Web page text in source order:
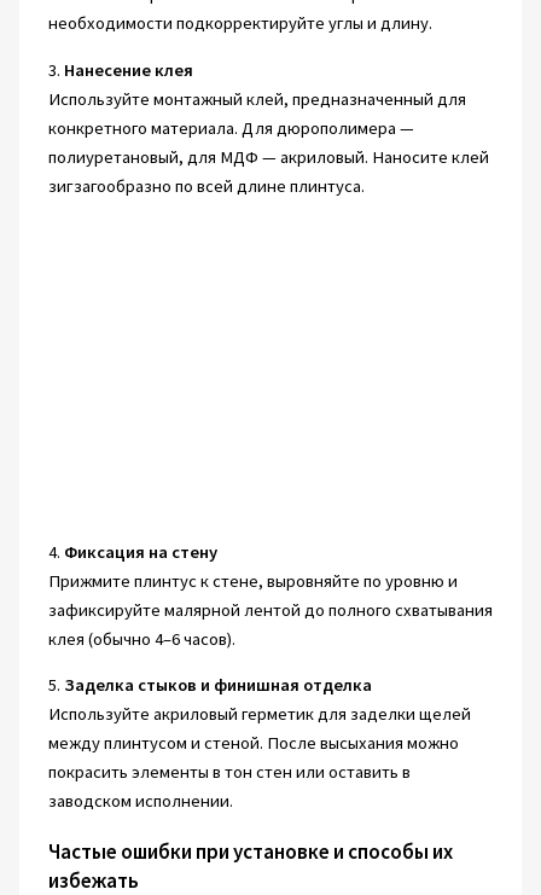
необходимости подкорректируйте углы и длину.
3. Нанесение клея
Используйте монтажный клей, предназначенный для
конкретного материала. Для дюрополимера —
полиуретановый, для МДФ — акриловый. Наносите клей
зигзагообразно по всей длине плинтуса.
4. Фиксация на стену
Прижмите плинтус к стене, выровняйте по уровню и
зафиксируйте малярной лентой до полного схватывания
клея (обычно 4–6 часов).
5. Заделка стыков и финишная отделка
Используйте акриловый герметик для заделки щелей
между плинтусом и стеной. После высыхания можно
покрасить элементы в тон стен или оставить в
заводском исполнении.
Частые ошибки при установке и способы их
избежать